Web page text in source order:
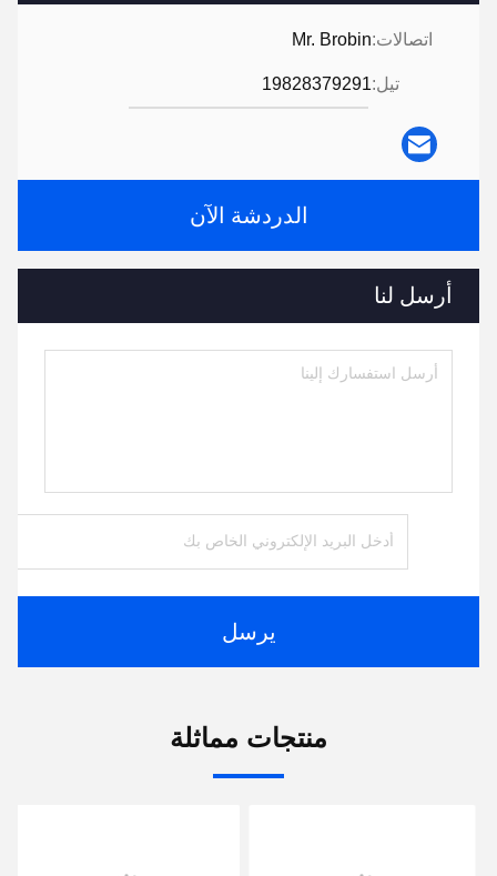
اتصالات:Mr. Brobin
تيل:19828379291
الدردشة الآن
أرسل لنا
يرسل
منتجات مماثلة